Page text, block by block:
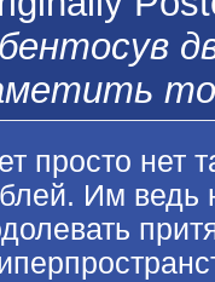
просто нет
Им ведь